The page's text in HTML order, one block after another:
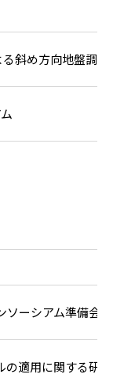
斜め方向地盤調査
ーシアム準備会
の適用に関する研